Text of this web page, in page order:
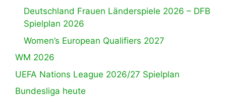
Deutschland Frauen Länderspiele 2026 – DFB
Spielplan 2026
Women’s European Qualifiers 2027
WM 2026
UEFA Nations League 2026/27 Spielplan
Bundesliga heute